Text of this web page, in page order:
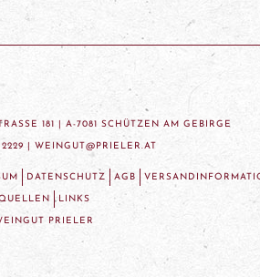
181 | A-7081 SCHÜTZEN AM GEBIRGE
| WEINGUT@PRIELER.AT
DATENSCHUTZ AGB
LINKS
PRIELER